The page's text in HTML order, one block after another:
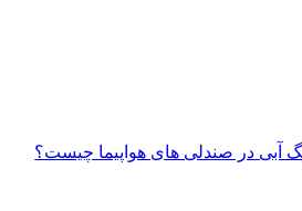
آبی در صندلی های هواپیما چیست؟